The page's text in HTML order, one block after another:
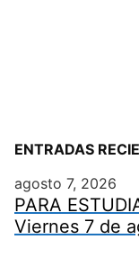
ENTRADAS
agosto 7, 2026
PARA
Viernes 7 de